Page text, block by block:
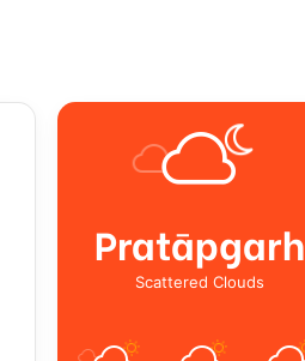
Pratāpgarh
Scattered Clouds